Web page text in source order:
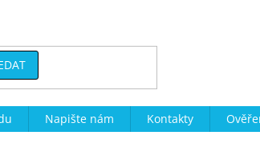
Napište nám Kontakty